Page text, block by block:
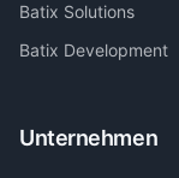
Batix Solutions
Batix Development
Unternehmen